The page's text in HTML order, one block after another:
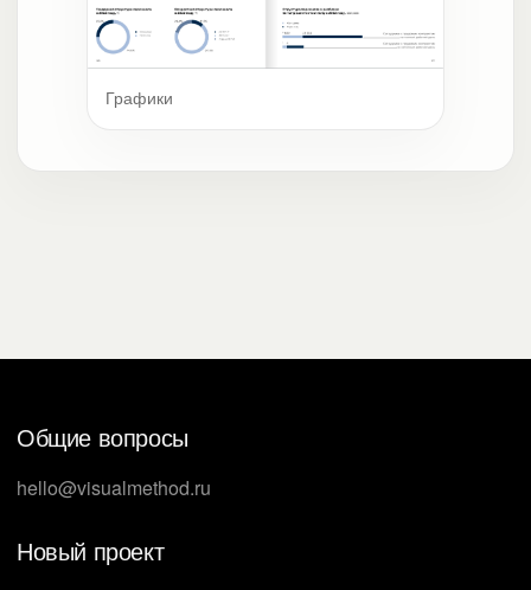
Графики
Общие вопросы
hello@visualmethod.ru
Новый проект